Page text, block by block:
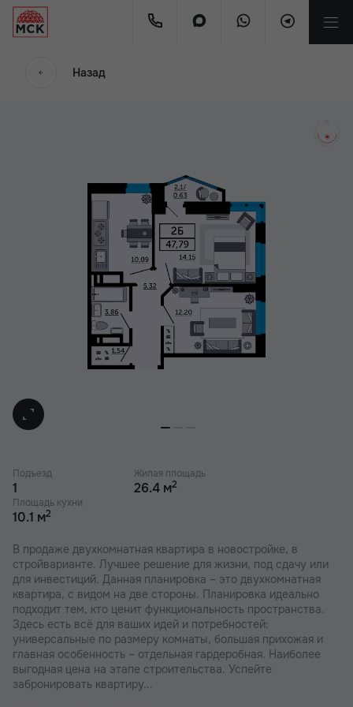
Назад
Подъезд
1
Жилая площадь
26.4 м2
Площадь кухни
10.1 м2
В продаже двухкомнатная квартира в новостройке, в
стройварианте. Лучшее решение для жизни, под сдачу или
для инвестиций. Данная планировка – это двухкомнатная
квартира, с видом на две стороны. Планировка идеально
подходит тем, кто ценит функциональность пространства.
Здесь есть всё для ваших идей и потребностей:
универсальные по размеру комнаты, большая прихожая и
главная особенность – отдельная гардеробная. Наиболее
выгодная цена на этапе строительства. Успейте
забронировать квартиру...